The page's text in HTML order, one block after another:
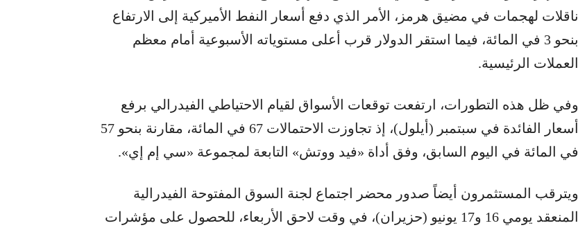
ناقلات لهجمات في مضيق هرمز، الأمر الذي دفع أسعار النفط الأميركية إلى الارتفاع
بنحو 3 في المائة، فيما استقر الدولار قرب أعلى مستوياته الأسبوعية أمام معظم
العملات الرئيسية.
وفي ظل هذه التطورات، ارتفعت توقعات الأسواق لقيام الاحتياطي الفيدرالي برفع
أسعار الفائدة في سبتمبر (أيلول)، إذ تجاوزت الاحتمالات 67 في المائة، مقارنة بنحو 57
في المائة في اليوم السابق، وفق أداة «فيد ووتش» التابعة لمجموعة «سي إم إي».
ويترقب المستثمرون أيضاً صدور محضر اجتماع لجنة السوق المفتوحة الفيدرالية
المنعقد يومي 16 و17 يونيو (حزيران)، في وقت لاحق الأربعاء، للحصول على مؤشرات